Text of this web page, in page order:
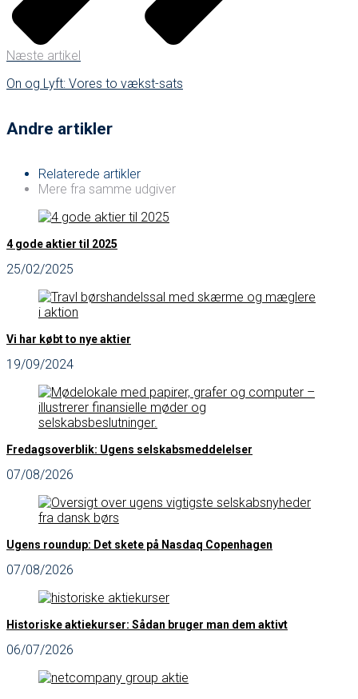
Næste artikel
On og Lyft: Vores to vækst-sats
Andre artikler
Relaterede artikler
Mere fra samme udgiver
4 gode aktier til 2025
25/02/2025
Vi har købt to nye aktier
19/09/2024
Fredagsoverblik: Ugens selskabsmeddelelser
07/08/2026
Ugens roundup: Det skete på Nasdaq Copenhagen
07/08/2026
Historiske aktiekurser: Sådan bruger man dem aktivt
06/07/2026